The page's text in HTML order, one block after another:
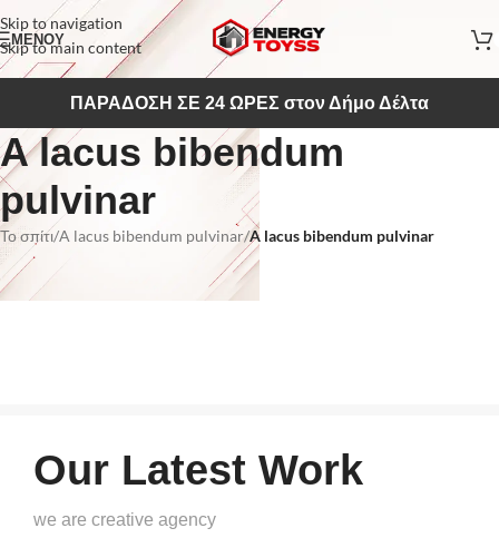
Skip to navigation
Skip to main content
ΜΕΝΟΥ
ΠΑΡΑΔΟΣΗ ΣΕ 24 ΩΡΕΣ στον Δήμο Δέλτα
A lacus bibendum
pulvinar
Το σπίτι/A lacus bibendum pulvinar/A lacus bibendum pulvinar
Our Latest Work
we are creative agency